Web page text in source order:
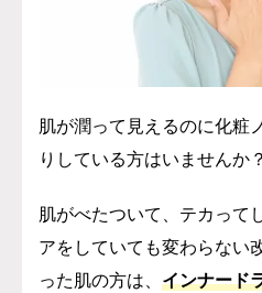
肌が潤って見えるのに化粧
りしている方はいませんか？
肌がべたついて、テカって
アをしていても変わらない
った肌の方は、 インナード